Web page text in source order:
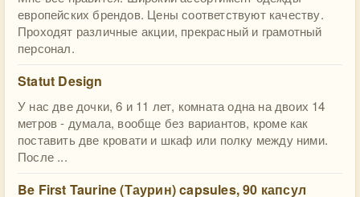
европейских брендов. Цены соответствуют качеству.
Проходят различные акции, прекрасный и грамотный
персонал.
Statut Design
У нас две дочки, 6 и 11 лет, комната одна на двоих 14
метров - думала, вообще без вариантов, кроме как
поставить две кровати и шкаф или полку между ними.
После ...
Be First Taurine (Таурин) capsules, 90 капсул